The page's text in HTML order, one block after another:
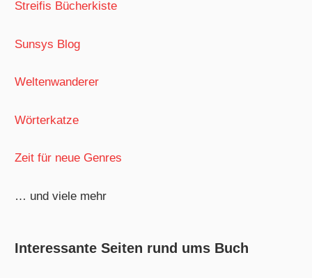
Streifis Bücherkiste
Sunsys Blog
Weltenwanderer
Wörterkatze
Zeit für neue Genres
… und viele mehr
Interessante Seiten rund ums Buch